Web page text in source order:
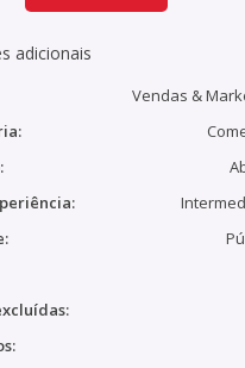
adicionais
Vendas &